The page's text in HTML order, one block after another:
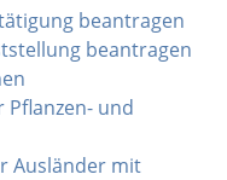
beantragen
beantragen
Pflanzen- und
Ausländer mit